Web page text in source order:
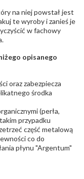
na niej powstał jest
te wyroby i zanieś je
w fachowy
opisanego
oraz zabezpiecza
środka
(perła,
przypadku
część metalową
co do
płynu "Argentum"